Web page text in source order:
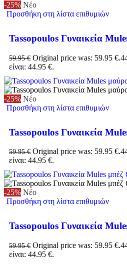
-25% Νέο
Προσθήκη στη λίστα επιθυμιών
Tassopoulos Γυναικεία
59.95€ Original price was: 59.95 €.
είναι: 44.95 €.
-25% Νέο
Προσθήκη στη λίστα επιθυμιών
Tassopoulos Γυναικεία
59.95€ Original price was: 59.95 €.
είναι: 44.95 €.
-25% Νέο
Προσθήκη στη λίστα επιθυμιών
Tassopoulos Γυναικεία
59.95€ Original price was: 59.95 €.
είναι: 44.95 €.